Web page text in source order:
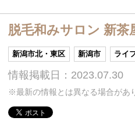
脱毛和みサロン 新茶
新潟市北・東区 新潟市 ライ
情報掲載日：2023.07.30
※最新の情報とは異なる場合があ